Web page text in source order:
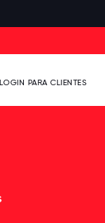
LOGIN PARA CLIENTES